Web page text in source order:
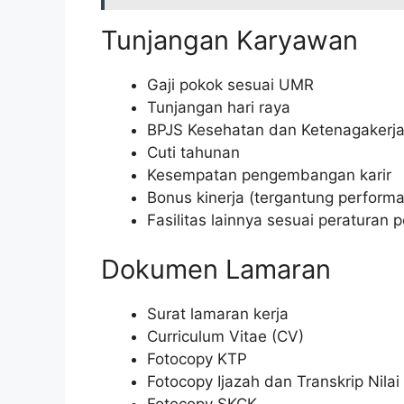
Tunjangan Karyawan
Gaji pokok sesuai UMR
Tunjangan hari raya
BPJS Kesehatan dan
Cuti tahunan
Kesempatan pengembangan karir
Bonus kinerja (tergantung
Fasilitas lainnya sesuai peraturan
Dokumen Lamaran
Surat lamaran kerja
Curriculum Vitae (CV)
Fotocopy KTP
Fotocopy Ijazah dan Transkrip Nilai